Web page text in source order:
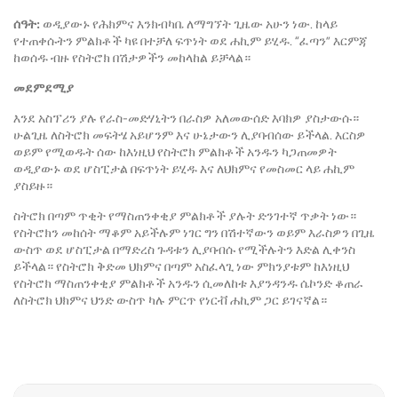
ሰዓት: ወዲያውኑ የሕክምና እንክብካቤ ለማግኘት ጊዜው አሁን ነው. ከላይ
የተጠቀሱትን ምልክቶች ካዩ በተቻለ ፍጥነት ወደ ሐኪም ይሂዱ. “ፈጣን” እርምጃ
ከወሰዱ ብዙ የስትሮክ በሽታዎችን መከላከል ይቻላል።
መደምደሚያ
እንደ አስፕሪን ያሉ የራስ-መድሃኒትን በራስዎ አለመውሰድ እባክዎ ያስታውሱ።
ሁልጊዜ ለስትሮክ መፍትሄ አይሆንም እና ሁኔታውን ሊያባብሰው ይችላል. እርስዎ
ወይም የሚወዱት ሰው ከእነዚህ የስትሮክ ምልክቶች አንዱን ካጋጠመዎት
ወዲያውኑ ወደ ሆስፒታል በፍጥነት ይሂዱ እና ለህክምና የመስመር ላይ ሐኪም
ያስይዙ።
ስትሮክ በጣም ጥቂት የማስጠንቀቂያ ምልክቶች ያሉት ድንገተኛ ጥቃት ነው።
የስትሮክን መከሰት ማቆም አይችሉም ነገር ግን በሽተኛውን ወይም እራስዎን በጊዜ
ውስጥ ወደ ሆስፒታል በማድረስ ጉዳቱን ሊያባብሱ የሚችሉትን እድል ሊቀንስ
ይችላል። የስትሮክ ቅድመ ህክምና በጣም አስፈላጊ ነው ምክንያቱም ከእነዚህ
የስትሮክ ማስጠንቀቂያ ምልክቶች አንዱን ሲመለከቱ እያንዳንዱ ሴኮንድ ቆጠራ
ለስትሮክ ህክምና ህንድ ውስጥ ካሉ ምርጥ የነርቭ ሐኪም ጋር ይገናኛል።